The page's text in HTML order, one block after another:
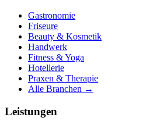
Gastronomie
Friseure
Beauty & Kosmetik
Handwerk
Fitness & Yoga
Hotellerie
Praxen & Therapie
Alle Branchen →
Leistungen